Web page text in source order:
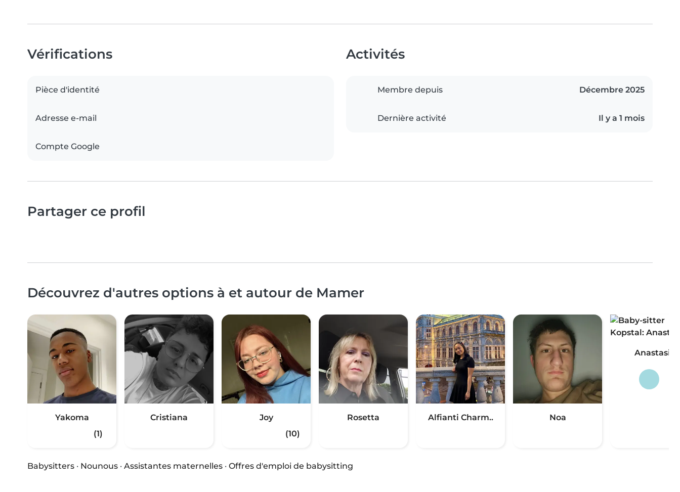
Vérifications
Pièce d'identité
Adresse e-mail
Compte Google
Activités
Membre depuis Décembre 2025
Dernière activité Il y a 1 mois
Partager ce profil
Découvrez d'autres options à et autour de Mamer
Yakoma
(1)
Cristiana
Joy
(10)
Rosetta Alfianti Charm.. Noa
Anastasia
Babysitters · Nounous · Assistantes maternelles · Offres d'emploi de babysitting